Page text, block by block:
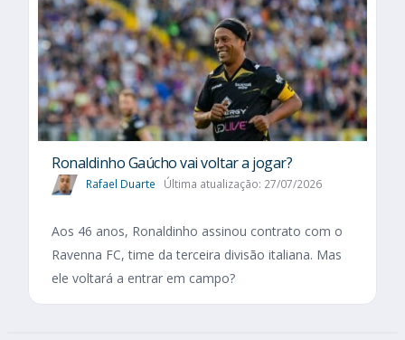
Ronaldinho Gaúcho vai voltar a jogar?
Rafael Duarte Última atualização: 27/07/2026
Aos 46 anos, Ronaldinho assinou contrato com o
Ravenna FC, time da terceira divisão italiana. Mas
ele voltará a entrar em campo?